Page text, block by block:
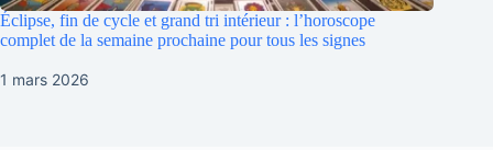
Éclipse, fin de cycle et grand tri intérieur : l’horoscope
complet de la semaine prochaine pour tous les signes
1 mars 2026